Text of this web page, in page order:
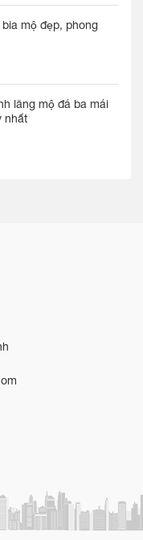
mộ đẹp, phong
lăng mộ đá ba mái
nhất